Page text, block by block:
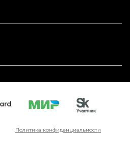
Политика конфиденциальности